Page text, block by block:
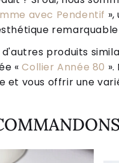
avec Pendentif
produits
«Collier Année 80
et vous offrir une